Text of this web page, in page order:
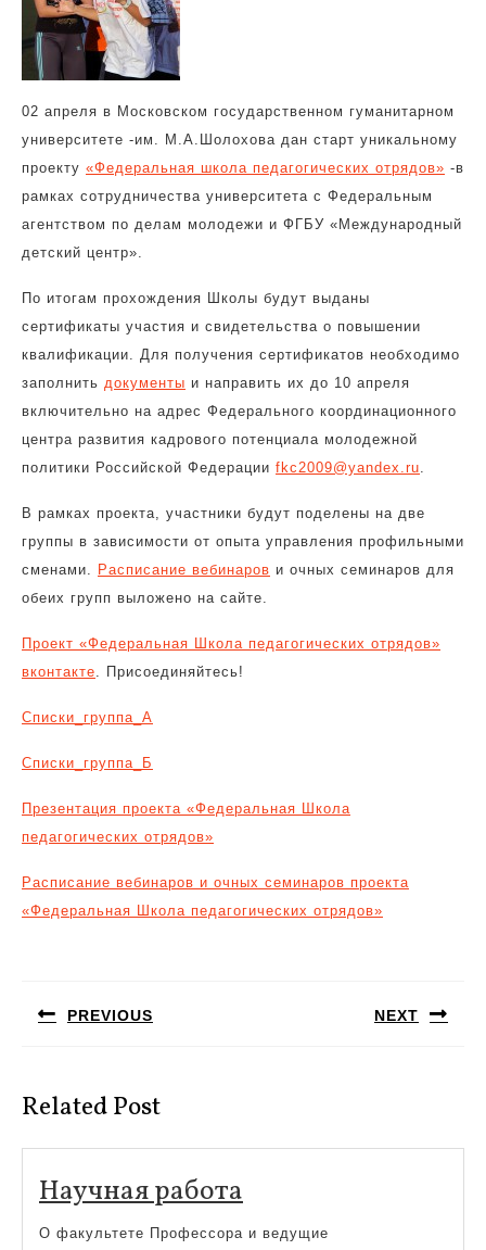
02 апреля в Московском государственном гуманитарном
университете -им. М.А.Шолохова дан старт уникальному
проекту «Федеральная школа педагогических отрядов» -в
рамках сотрудничества университета с Федеральным
агентством по делам молодежи и ФГБУ «Международный
детский центр».
По итогам прохождения Школы будут выданы
сертификаты участия и свидетельства о повышении
квалификации. Для получения сертификатов необходимо
заполнить документы и направить их до 10 апреля
включительно на адрес Федерального координационного
центра развития кадрового потенциала молодежной
политики Российской Федерации fkc2009@yandex.ru.
В рамках проекта, участники будут поделены на две
группы в зависимости от опыта управления профильными
сменами. Расписание вебинаров и очных семинаров для
обеих групп выложено на сайте.
Проект «Федеральная Школа педагогических отрядов»
вконтакте. Присоединяйтесь!
Списки_группа_А
Списки_группа_Б
Презентация проекта «Федеральная Школа
педагогических отрядов»
Расписание вебинаров и очных семинаров проекта
«Федеральная Школа педагогических отрядов»
записям
PREVIOUS NEXT
Related Post
Научная работаНаучная
работа
О факультете Профессора и ведущие